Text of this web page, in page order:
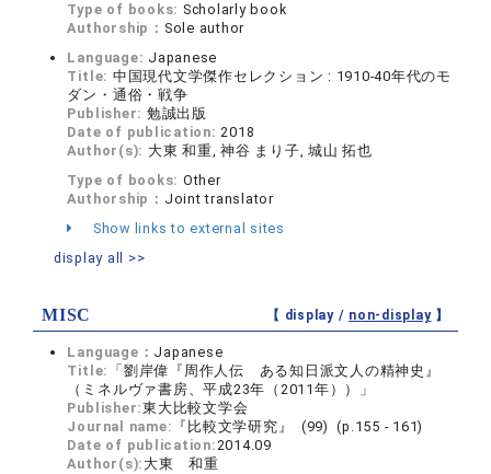
Type of books: Scholarly book
Authorship： Sole author
Language: Japanese
Title: 中国現代文学傑作セレクション : 1910-40年代のモ
ダン・通俗・戦争
Publisher: 勉誠出版
Date of publication:2018
Author(s): 大東 和重, 神谷 まり子, 城山 拓也
Type of books: Other
Authorship： Joint translator
Show links to external sites
display all >>
MISC 【 display / non-display】
Language： Japanese
Title: 「劉岸偉『周作人伝 ある知日派文人の精神史』
（ミネルヴァ書房、平成23年（2011年））」
Publisher:東大比較文学会
Journal name: 『比較文学研究』 (99) (p.155 - 161)
Date of publication:2014.09
Author(s): 大東 和重